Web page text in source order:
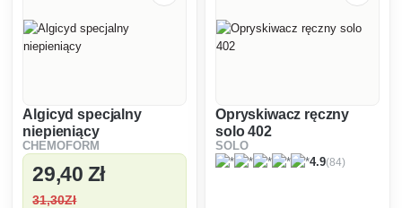
Algicyd specjalny
niepieniący
CHEMOFORM
29,40 Zł
31,30Zł
Opryskiwacz ręczny
solo 402
SOLO
4.9(84)